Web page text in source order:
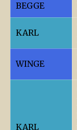
BEGGE
KARL
WINGE
KARL